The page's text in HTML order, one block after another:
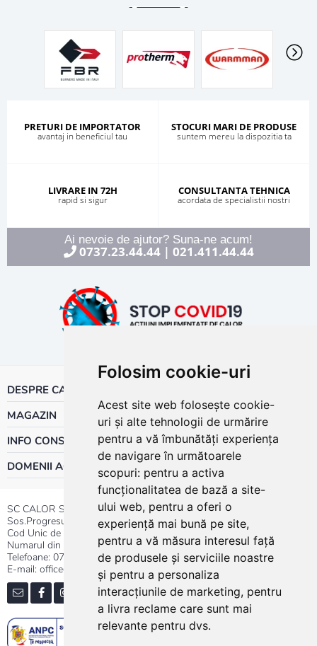
Folosim cookie-uri
Acest site web folosește cookie-
uri și alte tehnologii de urmărire
pentru a vă îmbunătăți experiența
de navigare în următoarele
scopuri: pentru a activa
funcționalitatea de bază a site-
ului web, pentru a oferi o
experiență mai bună pe site,
pentru a vă măsura interesul față
de produsele și serviciile noastre
și pentru a personaliza
interacțiunile de marketing, pentru
a livra reclame care sunt mai
relevante pentru dvs.
PRETURI DE IMPORTATOR
avantaj in beneficiul tau
STOCURI MARI DE PRODUSE
suntem mereu la dispozitia ta
LIVRARE IN 72H
rapid si sigur
CONSULTANTA TEHNICA
acordata de specialistii nostri
Ai nevoie de ajutor? Suna-ne acum!
0737.23.44.44| 021.411.44.44
DESPRE CALOR
MAGAZIN
INFO CONSUMATOR
DOMENII ACTIVITATE
SC CALOR SRL
Sos.Progresului nr.30-40, Sector 5, Bucuresti
Cod Unic de Inregistrare: RO 3004724
Numarul din Registrul Comertului:J40/13176/1991
Telefoane: 0737.23.44.44|021.411.44.44
E-mail: office@calor.ro